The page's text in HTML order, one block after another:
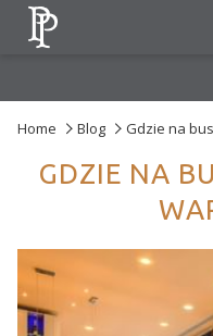
Home Blog Gdzie na
GDZIE NA